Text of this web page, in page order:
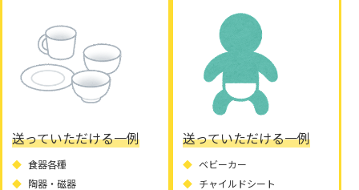
送っていただける一例
食器各種
陶器・磁器
送っていただける一例
ベビーカー
チャイルドシート